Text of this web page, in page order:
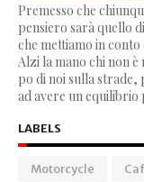
Premesso che
pensiero sarà quello
che mettiamo in
Alzi la mano chi non
po di noi sulla
ad avere un equilibrio
LABELS
Motorcycle